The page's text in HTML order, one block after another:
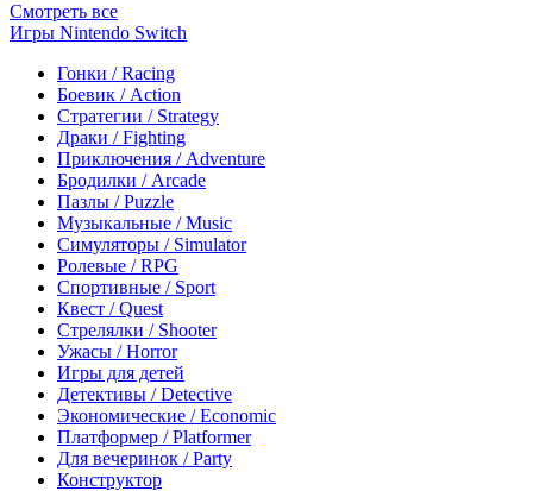
Смотреть все
Игры Nintendo Switch
Гонки / Racing
Боевик / Action
Стратегии / Strategy
Драки / Fighting
Приключения / Adventure
Бродилки / Arcade
Пазлы / Puzzle
Музыкальные / Music
Симуляторы / Simulator
Ролевые / RPG
Спортивные / Sport
Квест / Quest
Стрелялки / Shooter
Ужасы / Horror
Игры для детей
Детективы / Detective
Экономические / Economic
Платформер / Platformer
Для вечеринок / Party
Конструктор